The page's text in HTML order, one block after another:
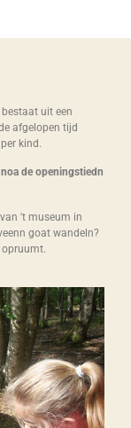
uit een
afgelopen tijd
kind.
de openingstiedn
't museum in
goat wandeln?
opruumt.